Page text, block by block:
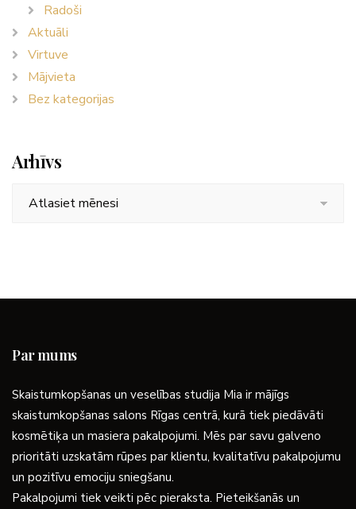
Radoši
Aktuāli
Virtuve
Mājvieta
Bez kategorijas
Arhīvs
Par mums
Skaistumkopšanas un veselības studija Mia ir mājīgs
skaistumkopšanas salons Rīgas centrā, kurā tiek piedāvāti
kosmētiķa un masiera pakalpojumi. Mēs par savu galveno
prioritāti uzskatām rūpes par klientu, kvalitatīvu pakalpojumu
un pozitīvu emociju sniegšanu.
Pakalpojumi tiek veikti pēc pieraksta. Pieteikšanās un